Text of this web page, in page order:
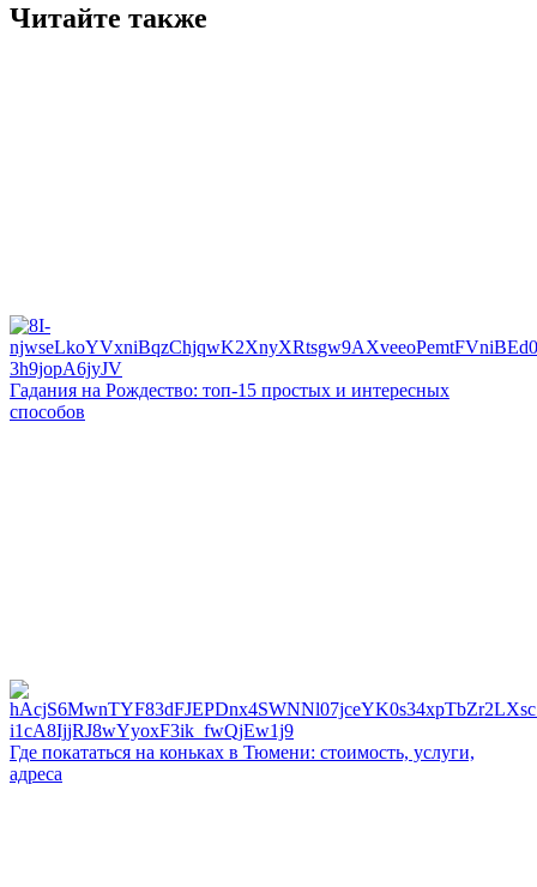
Читайте также
Гадания на Рождество: топ-15 простых и интересных
способов
Где покататься на коньках в Тюмени: стоимость, услуги,
адреса